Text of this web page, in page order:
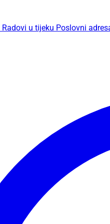
Radovi u tijeku Poslovni